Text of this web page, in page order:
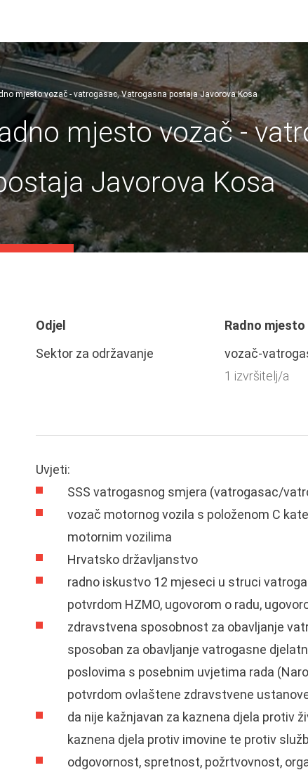
mjesto vozač - vatrogasac, Vatrogasna postaja Javorova Kosa
mjesto vozač -
Javorova Kosa
Odjel
Sektor za održavanje
Radno mjesto
vozač-
1 izvršitelj/a
Uvjeti:
SSS vatrogasnog smjera (vatrogasac/
vozač motornog vozila s položenom C
motornim vozilima
Hrvatsko državljanstvo
radno iskustvo 12 mjeseci u struci
potvrdom HZMO, ugovorom o radu,
zdravstvena sposobnost za obavljanje
sposoban za obavljanje vatrogasne
poslovima s posebnim uvjetima rada
potvrdom ovlaštene zdravstvene
da nije kažnjavan za kaznena djela protiv
kaznena djela protiv imovine te protiv
odgovornost, spretnost, požrtvovnost,